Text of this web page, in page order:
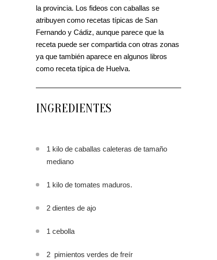
la provincia. Los fideos con caballas se
atribuyen como recetas típicas de San
Fernando y Cádiz, aunque parece que la
receta puede ser compartida con otras zonas
ya que también aparece en algunos libros
como receta típica de Huelva.
INGREDIENTES
1 kilo de caballas caleteras de tamaño
mediano
1 kilo de tomates maduros.
2 dientes de ajo
1 cebolla
2 pimientos verdes de freír